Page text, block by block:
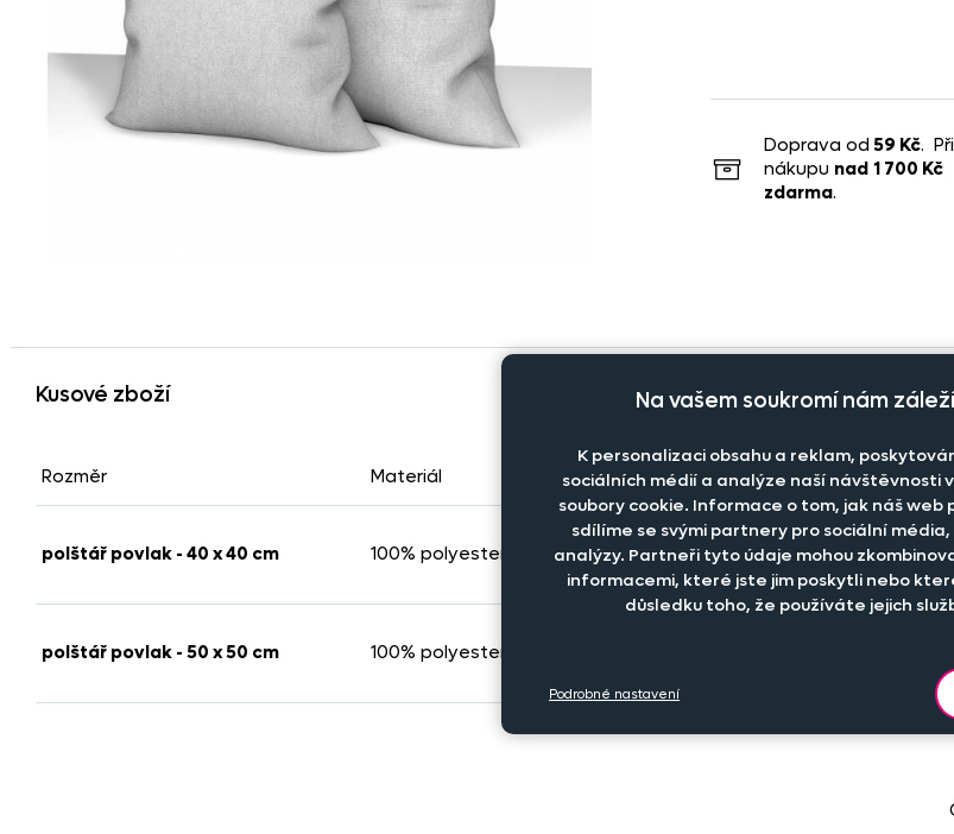
Doprava od 59 Kč. Při
nákupu nad 1 700 Kč
zdarma.
Kusové zboží
Rozměr Materiál Počet kusů
polštář povlak - 40 x 40 cm 100% polyester, enjoy ks +
-
polštář povlak - 50 x 50 cm 100% polyester, enjoy
Na vašem soukromí nám
K personalizaci obsahu a reklam,
sociálních médií a analýze naší návštěvnosti
soubory cookie. Informace o tom, jak náš web
sdílíme se svými partnery pro sociální média,
analýzy. Partneři tyto údaje mohou
informacemi, které jste jim poskytli nebo
důsledku toho, že používáte jejich
Podrobné nastavení